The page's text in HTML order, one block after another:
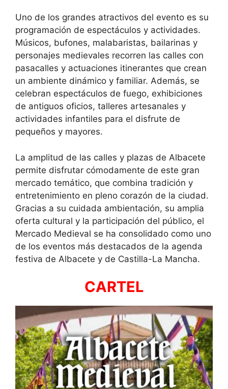
Uno de los grandes atractivos del evento es su
programación de espectáculos y actividades.
Músicos, bufones, malabaristas, bailarinas y
personajes medievales recorren las calles con
pasacalles y actuaciones itinerantes que crean
un ambiente dinámico y familiar. Además, se
celebran espectáculos de fuego, exhibiciones
de antiguos oficios, talleres artesanales y
actividades infantiles para el disfrute de
pequeños y mayores.
La amplitud de las calles y plazas de Albacete
permite disfrutar cómodamente de este gran
mercado temático, que combina tradición y
entretenimiento en pleno corazón de la ciudad.
Gracias a su cuidada ambientación, su amplia
oferta cultural y la participación del público, el
Mercado Medieval se ha consolidado como uno
de los eventos más destacados de la agenda
festiva de Albacete y de Castilla-La Mancha.
CARTEL